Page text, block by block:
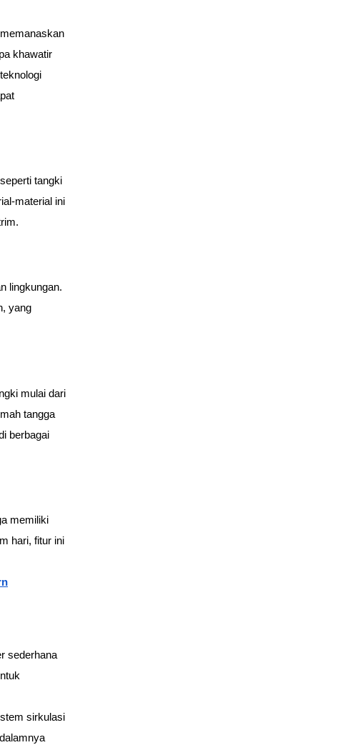
khawatir
tangki
material ini
lingkungan.
yang
mulai dari
tangga
berbagai
memiliki
hari, fitur ini
sederhana
sirkulasi